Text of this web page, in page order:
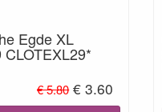
Egde XL
€ 5.80 € 3.60